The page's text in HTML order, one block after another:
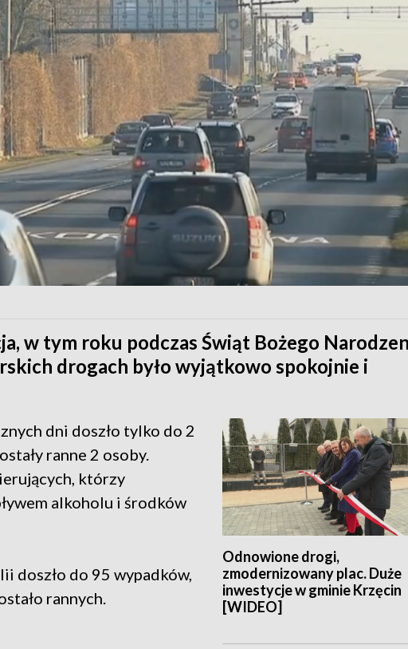
w tym roku podczas Świąt Bożego
drogach było wyjątkowo spokojnie i
Odnowione drogi,
zmodernizowany plac. Duże
inwestycje w gminie Krzęcin
[WIDEO]
dni doszło tylko do 2
ranne 2 osoby.
którzy
alkoholu i środków
doszło do 95 wypadków,
rannych.